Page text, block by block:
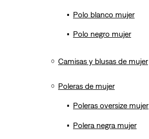
Polo blanco mujer
Polo negro mujer
Camisas y blusas de mujer
Poleras de mujer
Poleras oversize mujer
Polera negra mujer